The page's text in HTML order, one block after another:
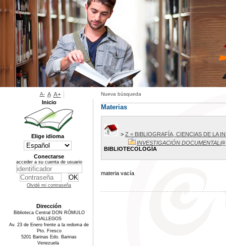
Nueva búsqueda
Materias
> Z = BIBLIOGRAFÍA, CIENCIAS DE LA
INVESTIGACIÓN DOCUMENTAL @
BIBLIOTECOLOGÍA
materia vacía
A- A A+
Inicio
Elige idioma
Conectarse
acceder a su cuenta de usuario
Olvidé mi contraseña
Dirección
Biblioteca Central DON RÓMULO
GALLEGOS
Av. 23 de Enero frente a la redoma de
Pto. Fresco
5201 Barinas Edo. Barinas
Venezuela